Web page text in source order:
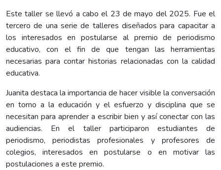
Este taller se llevó a cabo el 23 de mayo del 2025. Fue el
tercero de una serie de talleres diseñados para capacitar a
los interesados en postularse al premio de periodismo
educativo, con el fin de que tengan las herramientas
necesarias para contar historias relacionadas con la calidad
educativa.
Juanita destaca la importancia de hacer visible la conversación
en torno a la educación y el esfuerzo y disciplina que se
necesitan para aprender a escribir bien y así conectar con las
audiencias. En el taller participaron estudiantes de
periodismo, periodistas profesionales y profesores de
colegios, interesados en postularse o en motivar las
postulaciones a este premio.